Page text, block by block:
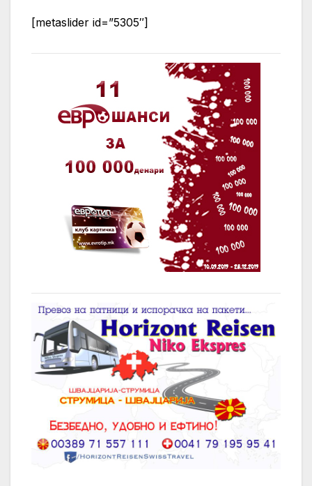
[metaslider id=”5305″]